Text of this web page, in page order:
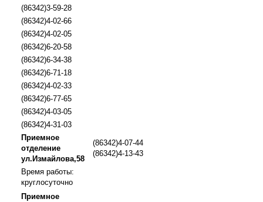
(86342)3-59-28
(86342)4-02-66
(86342)4-02-05
(86342)6-20-58
(86342)6-34-38
(86342)6-71-18
(86342)4-02-33
(86342)6-77-65
(86342)4-03-05
(86342)4-31-03
Приемное
отделение
ул.Измайлова,58
(86342)4-07-44
(86342)4-13-43
Время работы:
круглосуточно
Приемное